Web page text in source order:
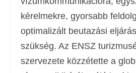
kérelmekre, gyorsabb
optimalizált beutazási
szükség. Az ENSZ
szervezete közzétette a